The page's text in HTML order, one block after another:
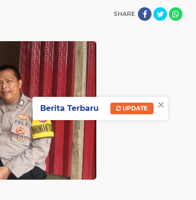
SHARE
×
Berita Terbaru UPDATE